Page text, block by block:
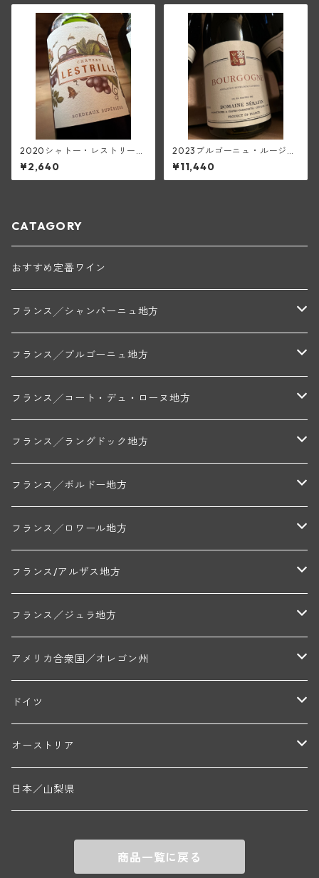
2020シャトー・レストリー
ユ・ルージュ(ボルドー・スー
ペリュール)
¥2,640
2023ブルゴーニュ・ルージュ
(セラファン)
¥11,440
CATAGORY
おすすめ定番ワイン
フランス╱シャンパーニュ地方
モンターニュ・ド・ランス
トリシェ・ディディエ
コート・デ・ブラン
ミッシェル・ジュネ
フランス╱ブルゴーニュ地方
シャブリ地区
プティ・ポンティニィ(シャブリ)
アラン・マティアス(トネロワ)
コート・ド・ニュイ地区
クロード・デュガ(ジュヴレ・シャンベルタン)
セラファン・ペール・エ・フィス(ジュヴレ・シャンベルタン)
エマニュエル・ルジェ(フラジェ・エシェゾー)
ニコラ・ルジェ(フラジェ・エシェゾー)
コート・ド・ボーヌ地区
フランソワーズ・ジャニアール(ペルナン・ヴェルジュレス)
マルキ・ダンジェルヴィル(ヴォルネー)
ドニ・ペール・エ・フィス(ペルナン・ヴェルジュレス)
コント・ラフォン(ムルソー)
フランソワ・ミクルスキ(ムルソー)
コート・シャロネーズ地区
ロワイエ(コート・デュ・クーショワ)
A&Pド・ヴィレーヌ(ブーズロン)
マコネ地区
マンシア・ポンセ(シャントレ)
ボージョレ地区
フランク・ジュイヤール(ジュリエナ)
ギイ・ブルトン(モルゴン)
フランス╱コート・デュ・ローヌ地方
北部地区
ジャン・ルイ・シャーヴ(エルミタージュ)
ジャン・ルイ・シャーヴ・セレクション(エルミタージュ)
南部地区
ル・ヴュー・ドンジョン(シャトーヌフ・デュ・パプ)
シャトー・ライヤ(シャトーヌフ・デュ・パプ)
フランス╱ラングドック地方
コトー・デュ・ラングドック地区
ド・ロルチュ(ヴァルフローネ)
ヴァン・ド・ペイ・ド・レロー
ムーラン・ド・ガサック
フランス╱ボルドー地方
アントル・ドゥー・メール地区
シャトー・レストリーユ
メドック地区
シャトー・ル・タンプル
フランス╱ロワール地方
ペイ・ナンテ地区
デ・オー・ペミオン(ムスカデ)
サントル・ニヴェルネ地区
ディディエ・ダグノー(プイィ・フュメ)
レジス・ミネ(プイィ・フュメ)
トゥーレーヌ地区
ド・ラ・ノブレ(シノン)
フランス/アルザス地方
ロリー・ガスマン
フランス／ジュラ地方
アルボワ
ペリカン
アメリカ合衆国／オレゴン州
ウィラメット・ヴァレー
ニコラ・ジェイ
ドイツ
ラインガウ
ゲオルグ・ブロイヤー
フランケン
オーストリア
テルメンレギオン
セップ・モーザ―
カンプタール
日本／山梨県
商品一覧に戻る